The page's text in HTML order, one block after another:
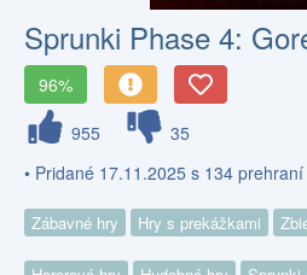
Sprunki Phase 4:
96%
955
35
• Pridané 17.11.2025 s 134 prehraní
Zábavné hry Hry s prekážkami